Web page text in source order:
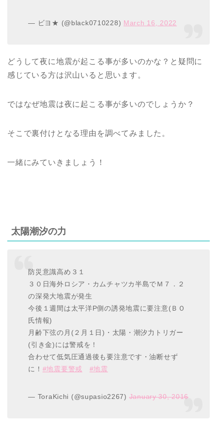
— ビヨ★ (@black0710228) March 16, 2022
どうして夜に地震が起こる事が多いのかな？と疑問に
感じている方は沢山いると思います。
ではなぜ地震は夜に起こる事が多いのでしょうか？
そこで裏付けとなる理由を調べてみました。
一緒にみていきましょう！
太陽潮汐の力
防災意識高め３１
３０日海外ロシア・カムチャツカ半島でＭ７．２
の深発大地震が発生
今後１週間は太平洋P側の誘発地震に要注意(ＢＯ
氏情報)
月齢下弦の月(２月１日)・太陽・潮汐力トリガー
(引き金)には警戒を！
合わせて低気圧通過後も要注意です・油断せず
に！ #地震要警戒 #地震
— ToraKichi (@supasio2267)January 30, 2016